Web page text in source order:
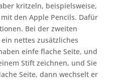
kritzeln, beispielsweise,
den Apple Pencils. Dafür
Bei der zweiten
nettes zusätzliches
einfe flache Seite, und
Stift zeichnen, und Sie
Seite, dann wechselt er